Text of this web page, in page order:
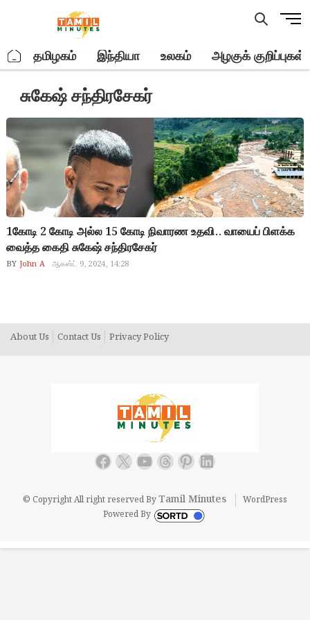
M
u
t
o
n
. தமிழகம் இந்தியா உலகம் அழகுக் குறிப்புகள்
சுகேஷ் சந்திரசேகர்
1கோடி 2 கோடி அல்ல 15 கோடி நிவாரண உதவி.. வாயைப் பிளக்க
வைத்த கைதி சுகேஷ் சந்திரசேகர்
BY John A ஆகஸ்ட் 9, 2024, 14:28
About Us Contact Us Privacy Policy
Facebook
X YouTube
Threads
Pinterest
LinkedIn
© Copyright All right reserved ByTamil Minutes
WordPress
Powered By